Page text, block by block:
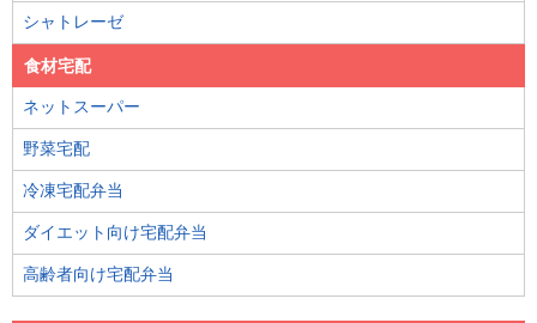
シャトレーゼ
食材宅配
ネットスーパー
野菜宅配
冷凍宅配弁当
ダイエット向け宅配弁当
高齢者向け宅配弁当